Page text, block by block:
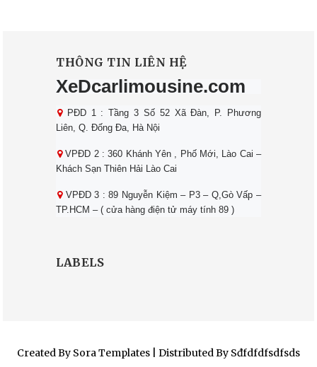
THÔNG TIN LIÊN HỆ
XeDcarlimousine.com
PĐD 1 : Tầng 3 Số 52 Xã Đàn, P. Phương
Liên, Q. Đống Đa, Hà Nội
VPĐD 2 : 360 Khánh Yên , Phố Mới, Lào Cai –
Khách Sạn Thiên Hải Lào Cai
VPĐD 3 : 89 Nguyễn Kiệm – P3 – Q,Gò Vấp –
TP.HCM – ( cửa hàng điện tử máy tính 89 )
LABELS
Created By Sora Templates | Distributed By Sđfdfdfsdfsds